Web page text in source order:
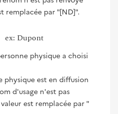
remplacée par "[ND]".
ex: Dupont
physique a choisi
physique est en diffusion
d'usage n'est pas
est remplacée par "